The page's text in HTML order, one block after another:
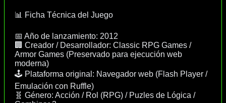
📊 Ficha Técnica del Juego
📅 Año de lanzamiento: 2012
🏢 Creador / Desarrollador: Classic RPG Games /
Armor Games (Preservado para ejecución web
moderna)
🕹️ Plataforma original: Navegador web (Flash Player /
Emulación con Ruffle)
🧬 Género: Acción / Rol (RPG) / Puzles de Lógica /